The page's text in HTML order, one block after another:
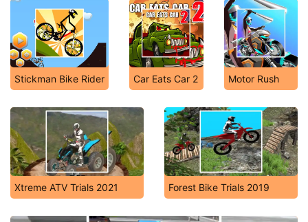
Stickman Bike Rider Car Eats Car 2 Motor Rush
Xtreme ATV Trials 2021 Forest Bike Trials 2019